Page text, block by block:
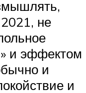
не
и эффектом
и
и